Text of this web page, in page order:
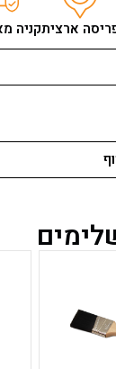
ארציתקניה